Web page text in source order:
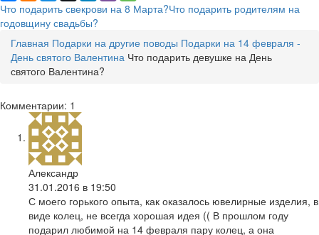
Что подарить свекрови на 8 Марта?Что подарить родителям на
годовщину свадьбы?
Главная Подарки на другие поводы Подарки на 14 февраля -
День святого Валентина Что подарить девушке на День
святого Валентина?
Комментарии: 1
Александр
31.01.2016 в 19:50
С моего горького опыта, как оказалось ювелирные изделия, в
виде колец, не всегда хорошая идея (( В прошлом году
подарил любимой на 14 февраля пару колец, а она